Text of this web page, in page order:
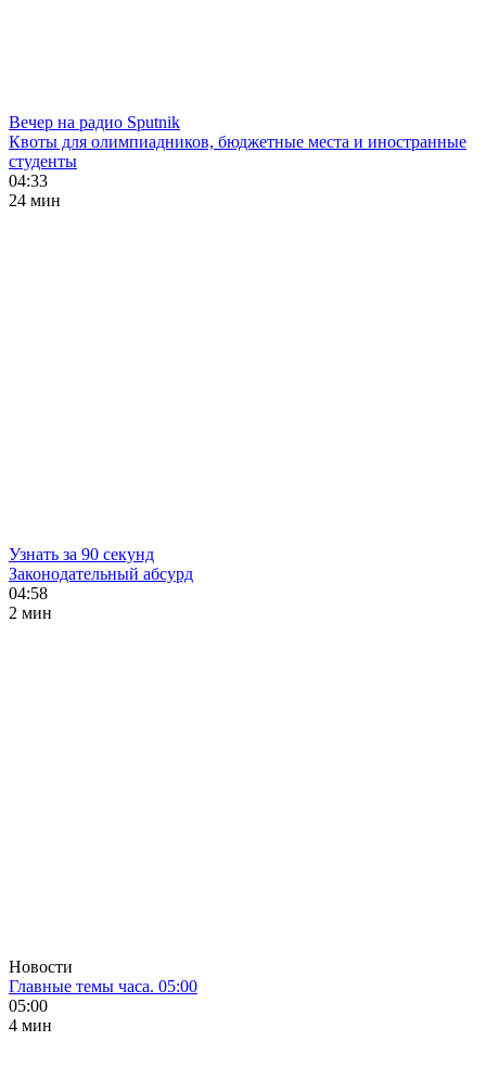
Вечер на радио Sputnik
Квоты для олимпиадников, бюджетные места и иностранные
студенты
04:33
24 мин
Узнать за 90 секунд
Законодательный абсурд
04:58
2 мин
Новости
Главные темы часа. 05:00
05:00
4 мин